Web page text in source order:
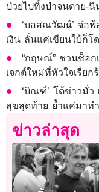
ป่วยไปทิ้งป่าจนตาย-นิ
‘บอสณวัฒน์’ จ่อฟ้
เงิน ลั่นแค่เขียนใบ้ก็โ
“กฤษณ์” ชวนช็อก
เจกต์ใหม่ที่หัวใจเรียก
‘บิณฑ์’ โต้ข่าวมั่ว
สุขสุดท้าย ย้ำแค่มาท
ข่าวล่าสุด